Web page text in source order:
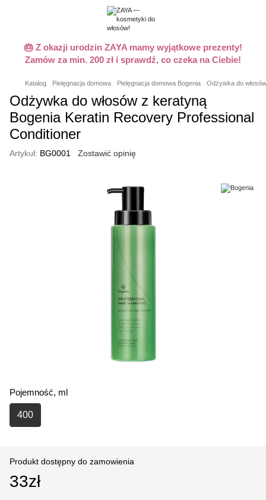
🎂 Z okazji urodzin ZAYA mamy wyjątkowe prezenty!
Zamów za min. 200 zł i sprawdź, co czeka na Ciebie!
Katalog Pielęgnacja domowa Pielęgnacja domowa Bogenia Odżywka do
Odżywka do włosów z keratyną
Bogenia Keratin Recovery Professional
Conditioner
Artykuł: BG0001 Zostawić opinię
Pojemność, ml
400
Produkt dostępny do zamowienia
33zł